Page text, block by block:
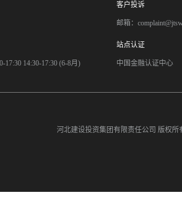
客户投诉
邮箱：
17:30 14:30-17:30 (6-8月)
站点认证
中国金融认证中心
河北建设投资集团有限责任公司 版权所